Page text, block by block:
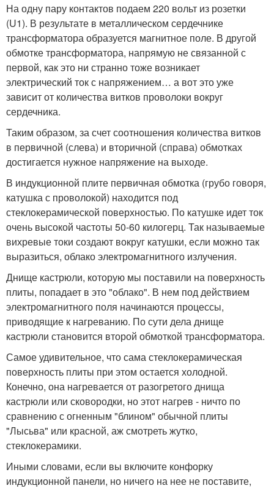
На одну пару контактов подаем 220 вольт из розетки
(U1). В результате в металлическом сердечнике
трансформатора образуется магнитное поле. В другой
обмотке трансформатора, напрямую не связанной с
первой, как это ни странно тоже возникает
электрический ток с напряжением… а вот это уже
зависит от количества витков проволоки вокруг
сердечника.
Таким образом, за счет соотношения количества витков
в первичной (слева) и вторичной (справа) обмотках
достигается нужное напряжение на выходе.
В индукционной плите первичная обмотка (грубо говоря,
катушка с проволокой) находится под
стеклокерамической поверхностью. По катушке идет ток
очень высокой частоты 50-60 килогерц. Так называемые
вихревые токи создают вокруг катушки, если можно так
выразиться, облако электромагнитного излучения.
Днище кастрюли, которую мы поставили на поверхность
плиты, попадает в это "облако". В нем под действием
электромагнитного поля начинаются процессы,
приводящие к нагреванию. По сути дела днище
кастрюли становится второй обмоткой трансформатора.
Самое удивительное, что сама стеклокерамическая
поверхность плиты при этом остается холодной.
Конечно, она нагревается от разогретого днища
кастрюли или сковородки, но этот нагрев - ничто по
сравнению с огненным "блином" обычной плиты
"Лысьва" или красной, аж смотреть жутко,
стеклокерамики.
Иными словами, если вы включите конфорку
индукционной панели, но ничего на нее не поставите,